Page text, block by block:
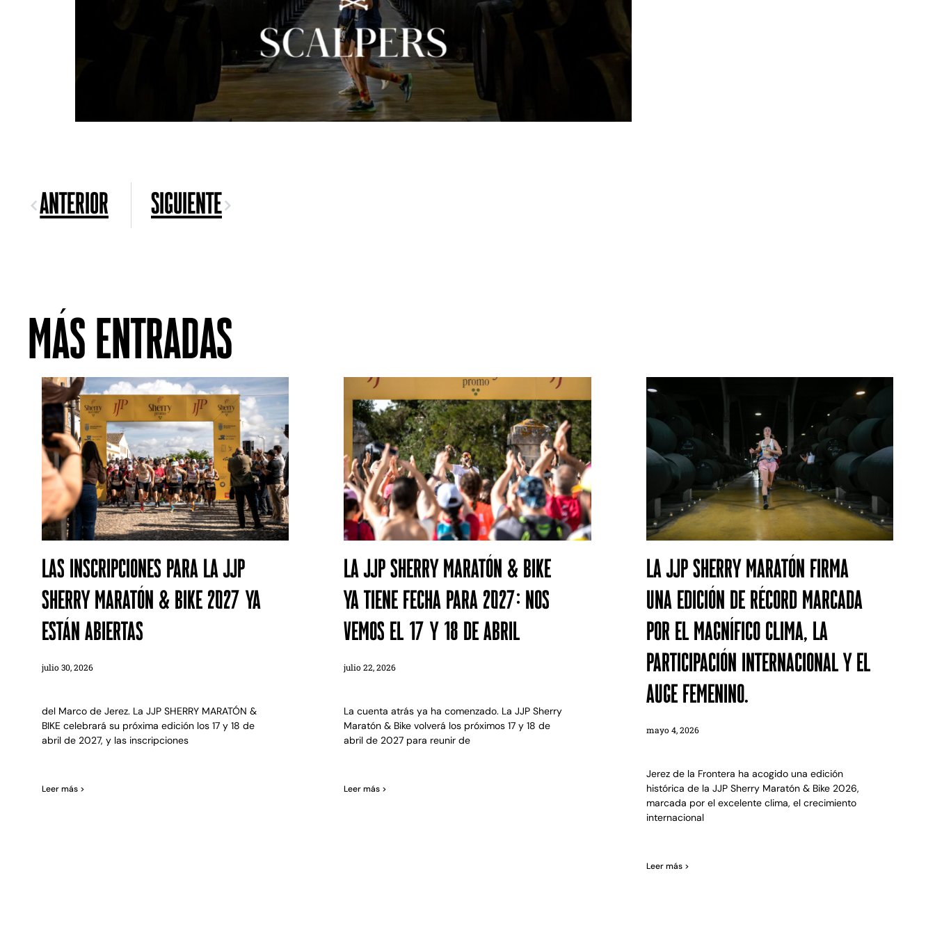
Anterior Siguiente
MÁS ENTRADAS
Las inscripciones para la JJP
SHERRY MARATÓN & BIKE 2027 ya
están abiertas
julio 30, 2026
del Marco de Jerez. La JJP SHERRY MARATÓN &
BIKE celebrará su próxima edición los 17 y 18 de
abril de 2027, y las inscripciones
Leer más >
La JJP Sherry Maratón & Bike
ya tiene fecha para 2027: nos
vemos el 17 y 18 de abril
julio 22, 2026
La cuenta atrás ya ha comenzado. La JJP Sherry
Maratón & Bike volverá los próximos 17 y 18 de
abril de 2027 para reunir de
Leer más >
La JJP Sherry Maratón firma
una edición de récord marcada
por el magnífico clima, la
participación internacional y el
auge femenino.
mayo 4, 2026
Jerez de la Frontera ha acogido una edición
histórica de la JJP Sherry Maratón & Bike 2026,
marcada por el excelente clima, el crecimiento
internacional
Leer más >